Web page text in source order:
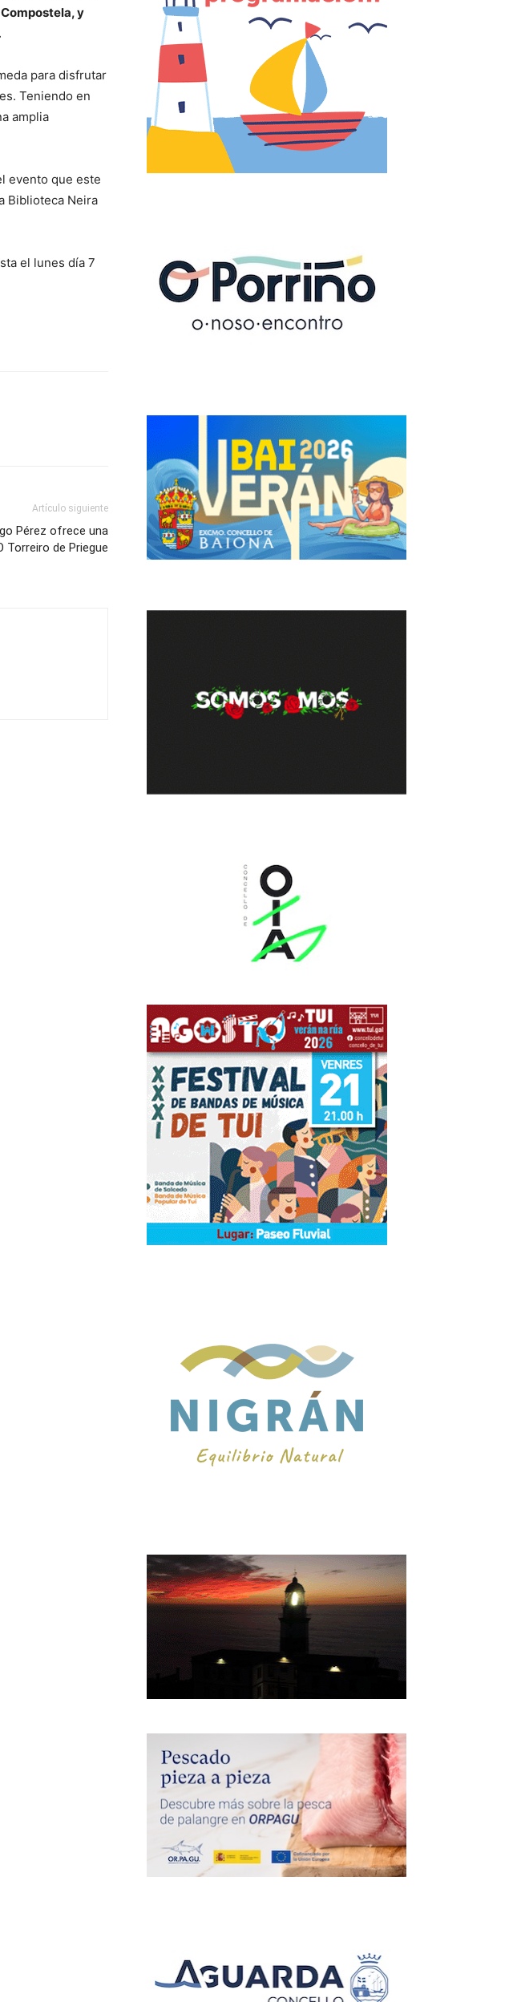
y
para disfrutar
Teniendo en
amplia
evento que este
Biblioteca Neira
el lunes día 7
Artículo siguiente
Pérez ofrece una
Torreiro de Priegue